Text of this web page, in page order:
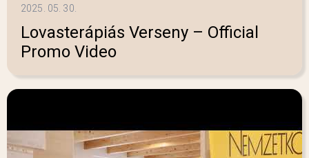
2025. 05. 30.
Lovasterápiás Verseny – Official
Promo Video